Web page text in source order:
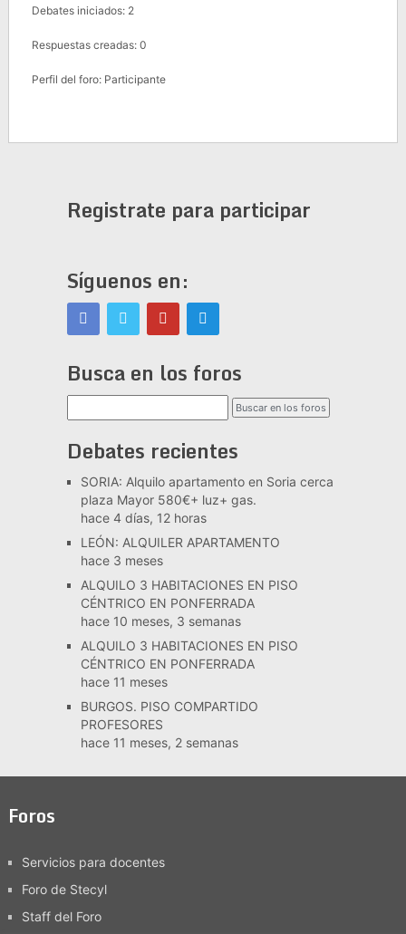
Debates iniciados: 2
Respuestas creadas: 0
Perfil del foro: Participante
Registrate para participar
Síguenos en:
Busca en los foros
Debates recientes
SORIA: Alquilo apartamento en Soria cerca
plaza Mayor 580€+ luz+ gas.
hace 4 días, 12 horas
LEÓN: ALQUILER APARTAMENTO
hace 3 meses
ALQUILO 3 HABITACIONES EN PISO
CÉNTRICO EN PONFERRADA
hace 10 meses, 3 semanas
ALQUILO 3 HABITACIONES EN PISO
CÉNTRICO EN PONFERRADA
hace 11 meses
BURGOS. PISO COMPARTIDO
PROFESORES
hace 11 meses, 2 semanas
Foros
Servicios para docentes
Foro de Stecyl
Staff del Foro